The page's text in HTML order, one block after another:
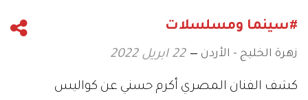
#سينما ومسلسلات
زهرة الخليج - الأردن 22 ابريل 2022
كشف الفنان المصري أكرم حسني عن كواليس